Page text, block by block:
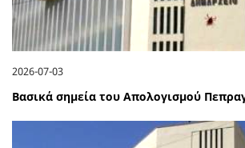
2026-07-03
Βασικά σημεία του Απολογισμού